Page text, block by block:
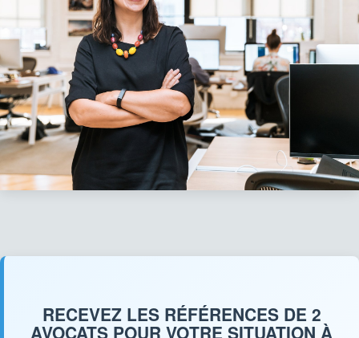
RECEVEZ LES RÉFÉRENCES DE 2
AVOCATS POUR VOTRE SITUATION À